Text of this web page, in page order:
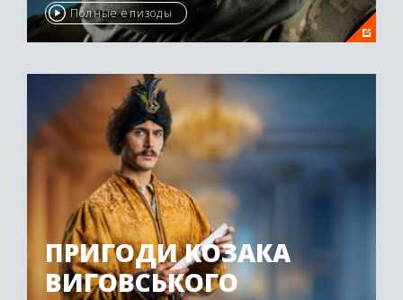
Полные епизоды
ПРИГОДИ КОЗАКА
ВИГОВСЬКОГО